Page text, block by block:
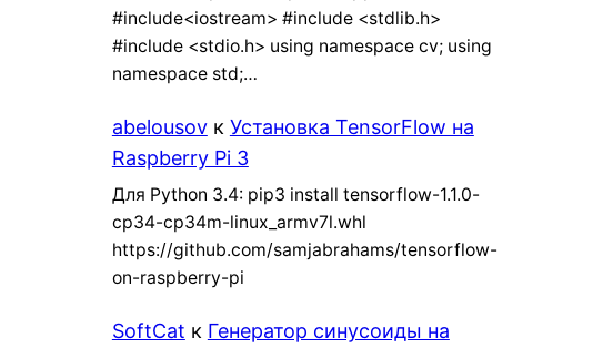
#include<iostream> #include <stdlib.h>
#include <stdio.h> using namespace cv; using
namespace std;…
abelousovк Установка TensorFlow на
Raspberry Pi 3
Для Python 3.4: pip3 install tensorflow-1.1.0-
cp34-cp34m-linux_armv7l.whl
https://github.com/samjabrahams/tensorflow-
on-raspberry-pi
SoftCat к Генератор синусоиды на